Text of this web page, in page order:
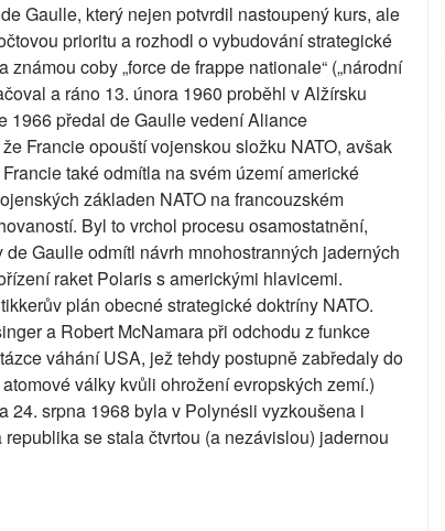
Gaulle, který nejen potvrdil nastoupený kurs, ale
prioritu a rozhodl o vybudování strategické
coby „force de frappe nationale“ („národní
a ráno 13. února 1960 proběhl v Alžírsku
1966 předal de Gaulle vedení Aliance
Francie opouští vojenskou složku NATO, avšak
také odmítla na svém území americké
základen NATO na francouzském
Byl to vrchol procesu osamostatnění,
Gaulle odmítl návrh mnohostranných jaderných
raket Polaris s americkými hlavicemi.
plán obecné strategické doktríny NATO.
a Robert McNamara při odchodu z funkce
váhání USA, jež tehdy postupně zabředaly do
války kvůli ohrožení evropských zemí.)
24. srpna 1968 byla v Polynésii vyzkoušena i
se stala čtvrtou (a nezávislou) jadernou